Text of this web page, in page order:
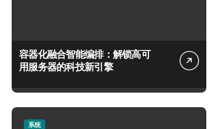
容器化融合智能编排：解锁高可
用服务器的科技新引擎
系统